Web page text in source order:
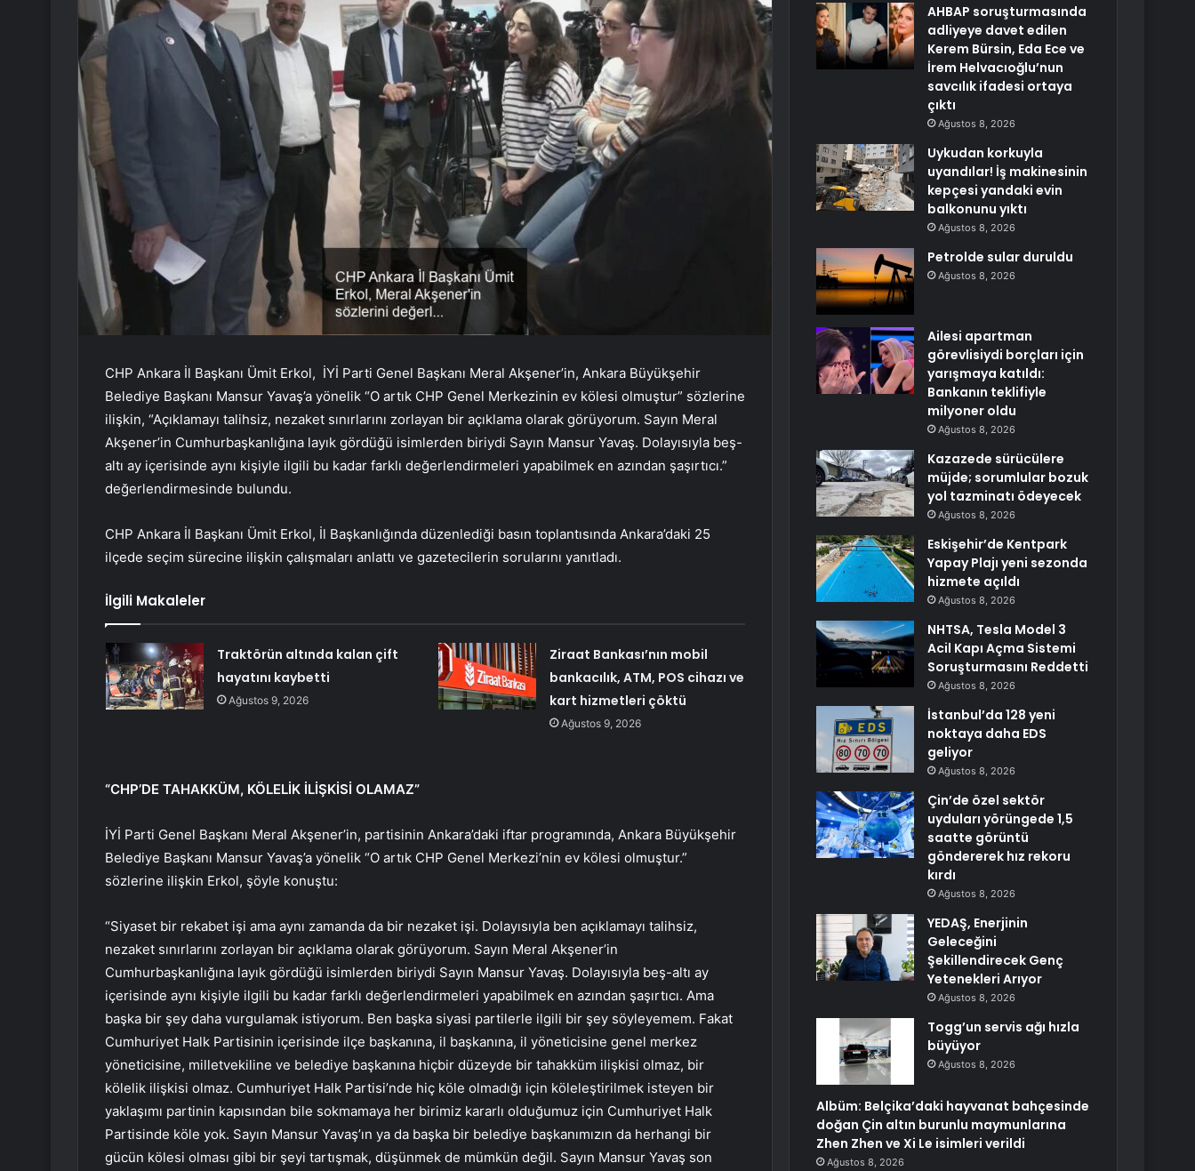
CHP Ankara İl Başkanı Ümit Erkol, İYİ Parti Genel Başkanı Meral Akşener’in, Ankara Büyükşehir
Belediye Başkanı Mansur Yavaş’a yönelik “O artık CHP Genel Merkezinin ev kölesi olmuştur” sözlerine
ilişkin, “Açıklamayı talihsiz, nezaket sınırlarını zorlayan bir açıklama olarak görüyorum. Sayın Meral
Akşener’in Cumhurbaşkanlığına layık gördüğü isimlerden biriydi Sayın Mansur Yavaş. Dolayısıyla beş-
altı ay içerisinde aynı kişiyle ilgili bu kadar farklı değerlendirmeleri yapabilmek en azından şaşırtıcı.”
değerlendirmesinde bulundu.
CHP Ankara İl Başkanı Ümit Erkol, İl Başkanlığında düzenlediği basın toplantısında Ankara’daki 25
ilçede seçim sürecine ilişkin çalışmaları anlattı ve gazetecilerin sorularını yanıtladı.
İlgili Makaleler
Traktörün altında kalan çift
hayatını kaybetti
Ağustos 9, 2026
Ziraat Bankası’nın mobil
bankacılık, ATM, POS cihazı ve
kart hizmetleri çöktü
Ağustos 9, 2026
“CHP’DE TAHAKKÜM, KÖLELİK İLİŞKİSİ OLAMAZ”
İYİ Parti Genel Başkanı Meral Akşener’in, partisinin Ankara’daki iftar programında, Ankara Büyükşehir
Belediye Başkanı Mansur Yavaş’a yönelik “O artık CHP Genel Merkezi’nin ev kölesi olmuştur.”
sözlerine ilişkin Erkol, şöyle konuştu:
“Siyaset bir rekabet işi ama aynı zamanda da bir nezaket işi. Dolayısıyla ben açıklamayı talihsiz,
nezaket sınırlarını zorlayan bir açıklama olarak görüyorum. Sayın Meral Akşener’in
Cumhurbaşkanlığına layık gördüğü isimlerden biriydi Sayın Mansur Yavaş. Dolayısıyla beş-altı ay
içerisinde aynı kişiyle ilgili bu kadar farklı değerlendirmeleri yapabilmek en azından şaşırtıcı. Ama
başka bir şey daha vurgulamak istiyorum. Ben başka siyasi partilerle ilgili bir şey söyleyemem. Fakat
Cumhuriyet Halk Partisinin içerisinde ilçe başkanına, il başkanına, il yöneticisine genel merkez
yöneticisine, milletvekiline ve belediye başkanına hiçbir düzeyde bir tahakküm ilişkisi olmaz, bir
kölelik ilişkisi olmaz. Cumhuriyet Halk Partisi’nde hiç köle olmadığı için köleleştirilmek isteyen bir
yaklaşımı partinin kapısından bile sokmamaya her birimiz kararlı olduğumuz için Cumhuriyet Halk
Partisinde köle yok. Sayın Mansur Yavaş’ın ya da başka bir belediye başkanımızın da herhangi bir
gücün kölesi olması gibi bir şeyi tartışmak, düşünmek de mümkün değil. Sayın Mansur Yavaş son
AHBAP soruşturmasında
adliyeye davet edilen
Kerem Bürsin, Eda Ece ve
İrem Helvacıoğlu’nun
savcılık ifadesi ortaya
çıktı
Ağustos 8, 2026
Uykudan korkuyla
uyandılar! İş makinesinin
kepçesi yandaki evin
balkonunu yıktı
Ağustos 8, 2026
Petrolde sular duruldu
Ağustos 8, 2026
Ailesi apartman
görevlisiydi borçları için
yarışmaya katıldı:
Bankanın teklifiyle
milyoner oldu
Ağustos 8, 2026
Kazazede sürücülere
müjde; sorumlular bozuk
yol tazminatı ödeyecek
Ağustos 8, 2026
Eskişehir’de Kentpark
Yapay Plajı yeni sezonda
hizmete açıldı
Ağustos 8, 2026
NHTSA, Tesla Model 3
Acil Kapı Açma Sistemi
Soruşturmasını Reddetti
Ağustos 8, 2026
İstanbul’da 128 yeni
noktaya daha EDS
geliyor
Ağustos 8, 2026
Çin’de özel sektör
uyduları yörüngede 1,5
saatte görüntü
göndererek hız rekoru
kırdı
Ağustos 8, 2026
YEDAŞ, Enerjinin
Geleceğini
Şekillendirecek Genç
Yetenekleri Arıyor
Ağustos 8, 2026
Togg’un servis ağı hızla
büyüyor
Ağustos 8, 2026
Albüm: Belçika’daki hayvanat bahçesinde
doğan Çin altın burunlu maymunlarına
Zhen Zhen ve Xi Le isimleri verildi
Ağustos 8, 2026